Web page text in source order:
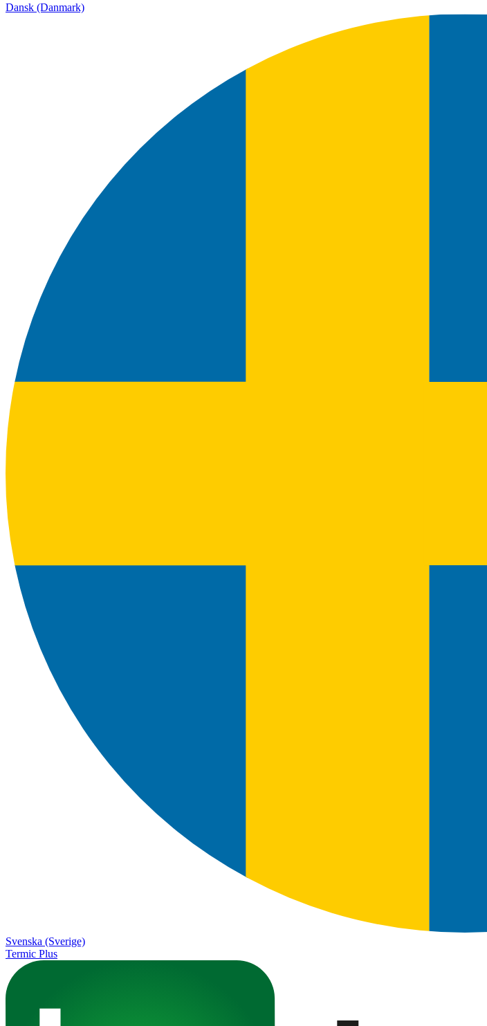
Dansk (Danmark)
Svenska (Sverige)
Termic Plus